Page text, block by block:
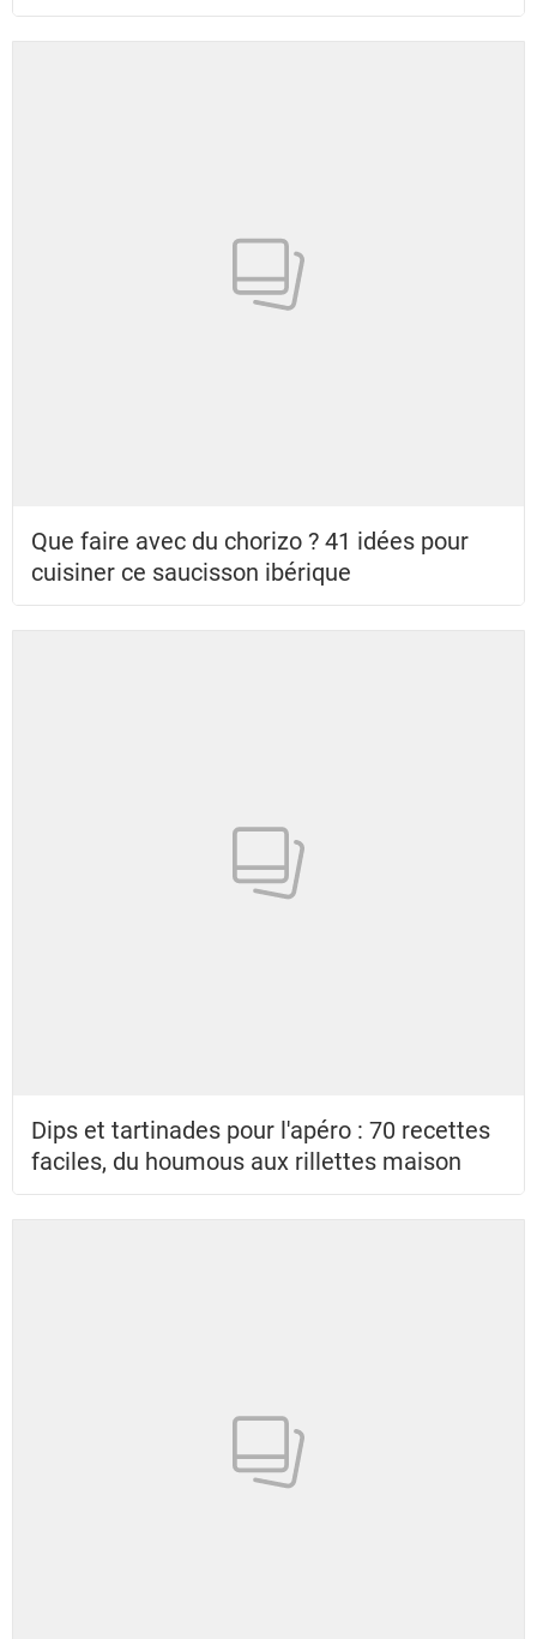
Que faire avec du chorizo ? 41 idées pour
cuisiner ce saucisson ibérique
Dips et tartinades pour l'apéro : 70 recettes
faciles, du houmous aux rillettes maison